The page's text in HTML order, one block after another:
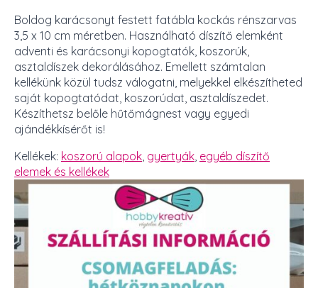
Boldog karácsonyt festett fatábla kockás rénszarvas
3,5 x 10 cm méretben. Használható díszítő elemként
adventi és karácsonyi kopogtatók, koszorúk,
asztaldíszek dekorálásához. Emellett számtalan
kellékünk közül tudsz válogatni, melyekkel elkészítheted
saját kopogtatódat, koszorúdat, asztaldíszedet.
Készíthetsz belőle hűtőmágnest vagy egyedi
ajándékkísérőt is!
Kellékek: koszorú alapok, gyertyák, egyéb díszítő
elemek és kellékek